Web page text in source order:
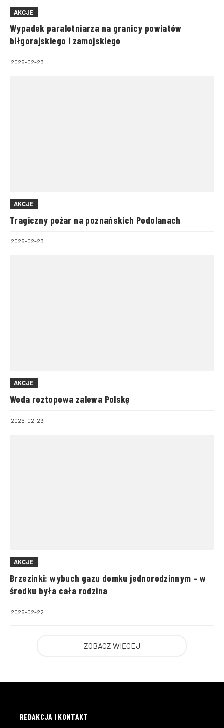
AKCJE
Wypadek paralotniarza na granicy powiatów
biłgorajskiego i zamojskiego
2026-02-23
AKCJE
Tragiczny pożar na poznańskich Podolanach
2026-02-23
AKCJE
Woda roztopowa zalewa Polskę
2026-02-23
AKCJE
Brzezinki: wybuch gazu domku jednorodzinnym – w
środku była cała rodzina
2026-02-22
ZOBACZ WIĘCEJ
REDAKCJA I KONTAKT